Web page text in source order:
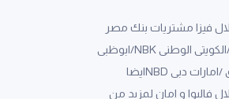
فيزا مشتريات بنك مصر
/CIB/القاهره /الكويتى الوطنى NBK/ابوظبى
الاول /المشرق /امارات دبى NBDايضا
فاليوا و امان لمزيد من